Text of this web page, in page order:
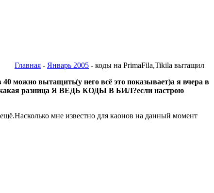
Главная - Январь 2005 - коды на PrimaFila,Tikila вытащил
можно вытащить(у него всё это показывает)а я вчера в
какая разница Я ВЕДЬ КОДЫ В БИЛ?если настрою
мне известно для каонов на данный момент